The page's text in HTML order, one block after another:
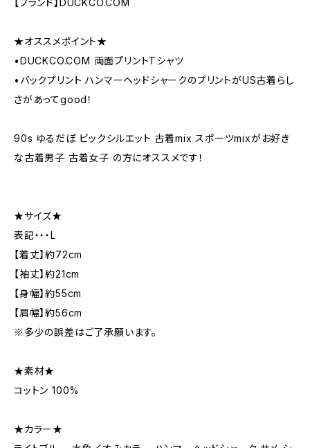
【ブランド】DUCKCO.COM
★オススメポイント★
•DUCKCO.COM 両面プリントTシャツ
•バックプリント ハンマーヘッドシャークのプリントがUS古着らし
さがあってgood！
90s ゆるだぼ ビックシルエット 古着mix スポーツmixがお好き
な古着男子 古着女子 の方にオススメです！
★サイズ★
表記・・・L
【着丈】約72cm
【袖丈】約21cm
【身幅】約55cm
【肩幅】約56cm
※多少の誤差はご了承願います。
★素材★
コットン 100%
★カラー★